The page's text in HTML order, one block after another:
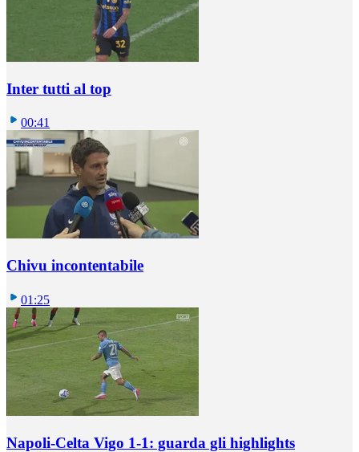
Inter tutti al top
00:41
Chivu incontentabile
01:25
Napoli-Celta Vigo 1-1: guarda gli highlights